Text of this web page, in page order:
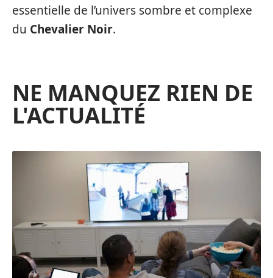
essentielle de l’univers sombre et complexe
du Chevalier Noir.
NE MANQUEZ RIEN DE
L'ACTUALITÉ